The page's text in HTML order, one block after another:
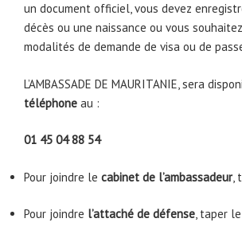
un document officiel, vous devez
décès ou une naissance ou vous
modalités de demande de visa ou de
L’AMBASSADE DE MAURITANIE, sera
téléphone au :
01 45 04 88 54
Pour joindre le cabinet de l’ambassadeur,
Pour joindre l’attaché de défense, taper